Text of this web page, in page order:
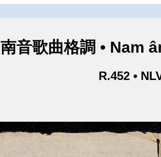
南音歌曲格調 • Nam
R.452 •